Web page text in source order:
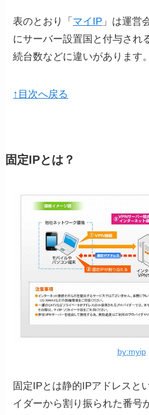
表のとおり「 マイIP 」は運営
にサーバー設置国と付与され
続台数などに違いがあります。
↑目次へ戻る
固定IPとは？
by:myip
固定IPとは静的IPアドレスと
イダーから割り振られた番号